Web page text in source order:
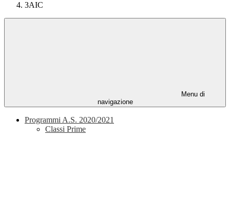
3AIC
Menu di
navigazione
Programmi A.S. 2020/2021
Classi Prime